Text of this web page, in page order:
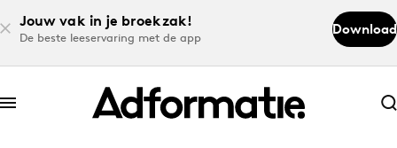
Jouw vak in je broekzak!
De beste leeservaring met de app
Download
Abonneer nu
Abonneer nu